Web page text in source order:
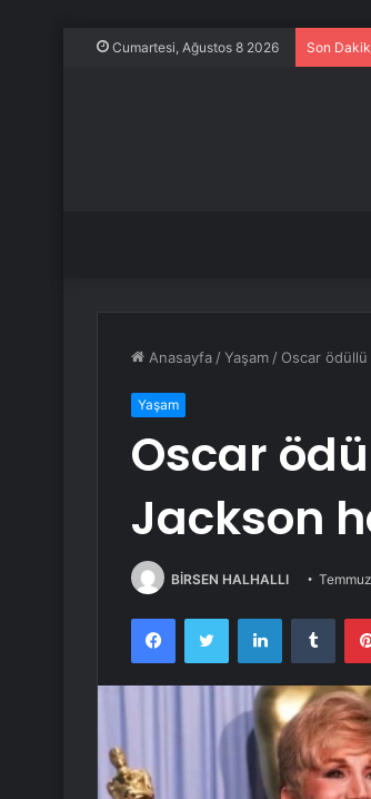
Cumartesi, Ağustos 8 2026 Son
Anasayfa /Yaşam / Oscar
Yaşam
Oscar
Jackson
BİRSEN HALHALLI
FacebookTwitter LinkedIn